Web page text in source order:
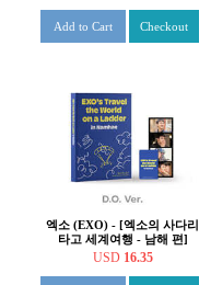
Add to Cart Checkout
엑소 (EXO) - [엑소의 사다리
타고 세계여행 - 남해 편]
PHOTO STORY BOOK
USD 16.35